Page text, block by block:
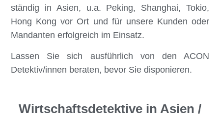
ständig in Asien, u.a. Peking, Shanghai, Tokio,
Hong Kong vor Ort und für unsere Kunden oder
Mandanten erfolgreich im Einsatz.
Lassen Sie sich ausführlich von den ACON
Detektiv/innen beraten, bevor Sie disponieren.
Wirtschaftsdetektive in Asien /